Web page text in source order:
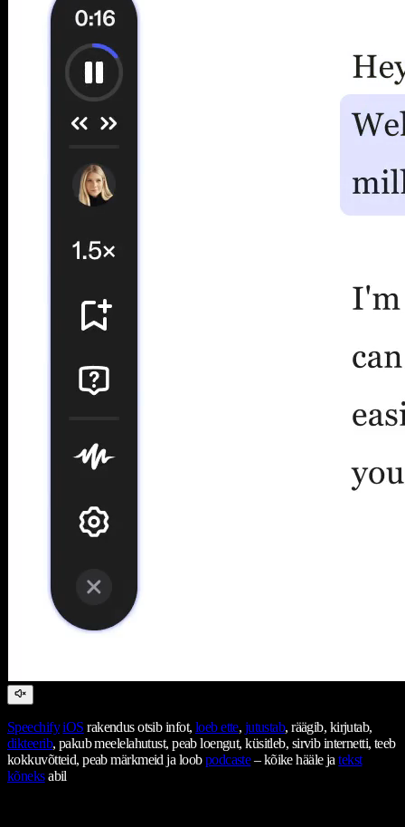
Speechify iOS rakendus otsib infot, loeb ette, jutustab, räägib, kirjutab,
dikteerib, pakub meelelahutust, peab loengut, küsitleb, sirvib internetti, teeb
kokkuvõtteid, peab märkmeid ja loobpodcaste– kõike hääle jatekst
kõneksabil